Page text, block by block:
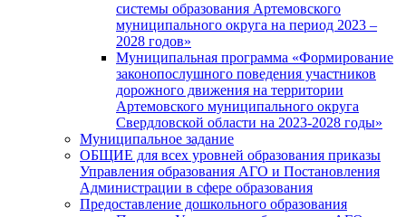
системы образования Артемовского
муниципального округа на период 2023 –
2028 годов»
Муниципальная программа «Формирование
законопослушного поведения участников
дорожного движения на территории
Артемовского муниципального округа
Свердловской области на 2023-2028 годы»
Муниципальное задание
ОБЩИЕ для всех уровней образования приказы
Управления образования АГО и Постановления
Администрации в сфере образования
Предоставление дошкольного образования